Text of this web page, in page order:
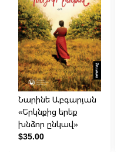
Նարինե Աբգարյան
«Երկնքից երեք
խնձոր ընկավ»
$35.00